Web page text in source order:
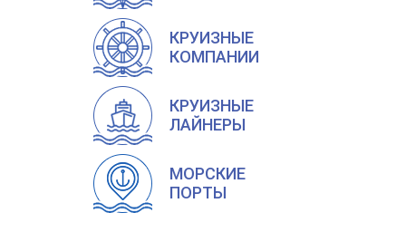
КРУИЗНЫЕ
КОМПАНИИ
КРУИЗНЫЕ
ЛАЙНЕРЫ
МОРСКИЕ
ПОРТЫ